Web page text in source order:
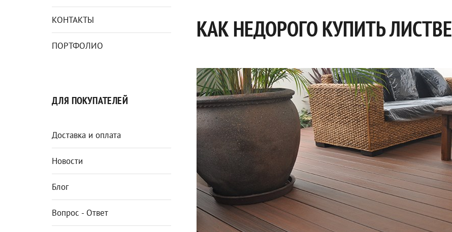
КОНТАКТЫ
ПОРТФОЛИО
ДЛЯ ПОКУПАТЕЛЕЙ
Доставка и оплата
Новости
Блог
Вопрос - Ответ
КАК НЕДОРОГО КУПИТЬ